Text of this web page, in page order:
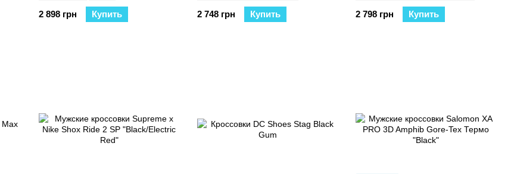
2 898 грн
Купить
2 748 грн
Купить
2 798 грн
Купить